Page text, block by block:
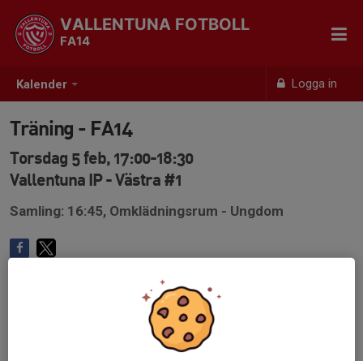
Kalender Logga in
VALLENTUNA FOTBOLL
FA14
Träning - FA14
Torsdag 5 feb, 17:00-18:30
Vallentuna IP - Västra #1
Samling: 16:45, Omklädningsrum - Ungdom